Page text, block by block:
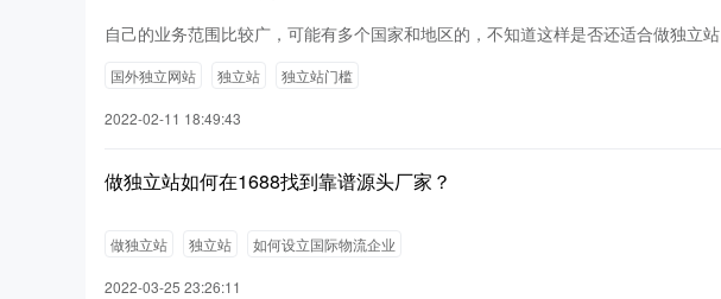
自己的业务范围比较广，可能有多个国家和地区的，不知道这样是否还适合做独立站
国外独立网站 独立站 独立站门槛
2022-02-11 18:49:43
做独立站如何在1688找到靠谱源头厂家？
做独立站 独立站 如何设立国际物流企业
2022-03-25 23:26:11